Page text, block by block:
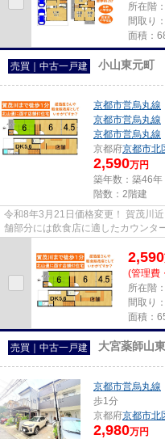
所在階
間取り
面積：
売買｜中古一戸建 小山東元町
京都市営烏丸線
京都市営烏丸線
京都市営烏丸線
京都府京都市北
2,590万円
築年数：築46年
階数：2階建
令和8年3月21日価格変更！ 賀茂川
舗部分には飲食店に適したカウンタ
2,590
(管理費
所在階
間取り
面積：
売買｜中古一戸建 大宮薬師山
京都市営烏丸線
歩1分
京都府京都市北
2,980万円